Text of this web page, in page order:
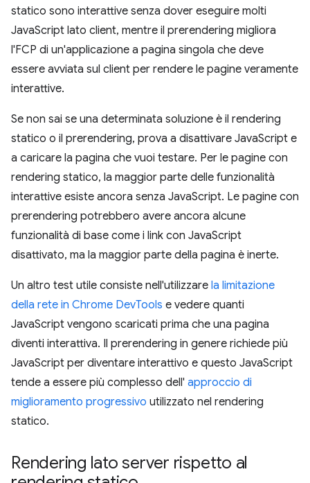
statico sono interattive senza dover eseguire molti
JavaScript lato client, mentre il prerendering migliora
l'FCP di un'applicazione a pagina singola che deve
essere avviata sul client per rendere le pagine veramente
interattive.
Se non sai se una determinata soluzione è il rendering
statico o il prerendering, prova a disattivare JavaScript e
a caricare la pagina che vuoi testare. Per le pagine con
rendering statico, la maggior parte delle funzionalità
interattive esiste ancora senza JavaScript. Le pagine con
prerendering potrebbero avere ancora alcune
funzionalità di base come i link con JavaScript
disattivato, ma la maggior parte della pagina è inerte.
Un altro test utile consiste nell'utilizzare la limitazione
della rete in Chrome DevTools e vedere quanti
JavaScript vengono scaricati prima che una pagina
diventi interattiva. Il prerendering in genere richiede più
JavaScript per diventare interattivo e questo JavaScript
tende a essere più complesso dell' approccio di
miglioramento progressivo utilizzato nel rendering
statico.
Rendering lato server rispetto al